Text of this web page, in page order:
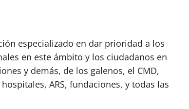
especializado en dar prioridad a los
en este ámbito y los ciudadanos en
y demás, de los galenos, el CMD,
ARS, fundaciones, y todas las